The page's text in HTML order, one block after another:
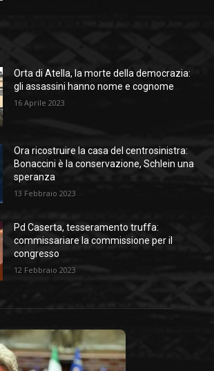
Orta di Atella, la morte della democrazia:
gli assassini hanno nome e cognome
16 Aprile 2023
Ora ricostruire la casa del centrosinistra:
Bonaccini è la conservazione, Schlein una
speranza
13 Febbraio 2023
Pd Caserta, tesseramento truffa:
commissariare la commissione per il
congresso
12 Febbraio 2023